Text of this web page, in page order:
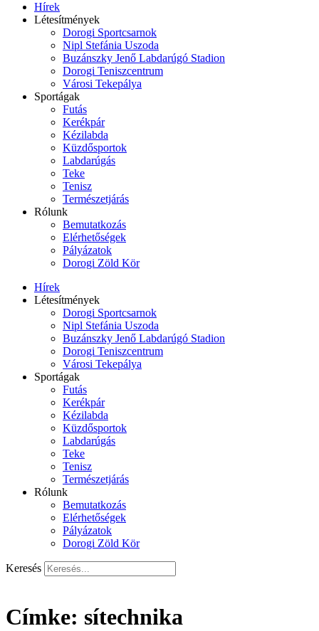
Hírek
Létesítmények
Dorogi Sportcsarnok
Nipl Stefánia Uszoda
Buzánszky Jenő Labdarúgó Stadion
Dorogi Teniszcentrum
Városi Tekepálya
Sportágak
Futás
Kerékpár
Kézilabda
Küzdősportok
Labdarúgás
Teke
Tenisz
Természetjárás
Rólunk
Bemutatkozás
Elérhetőségek
Pályázatok
Dorogi Zöld Kör
Hírek
Létesítmények
Dorogi Sportcsarnok
Nipl Stefánia Uszoda
Buzánszky Jenő Labdarúgó Stadion
Dorogi Teniszcentrum
Városi Tekepálya
Sportágak
Futás
Kerékpár
Kézilabda
Küzdősportok
Labdarúgás
Teke
Tenisz
Természetjárás
Rólunk
Bemutatkozás
Elérhetőségek
Pályázatok
Dorogi Zöld Kör
Keresés
Címke: sítechnika